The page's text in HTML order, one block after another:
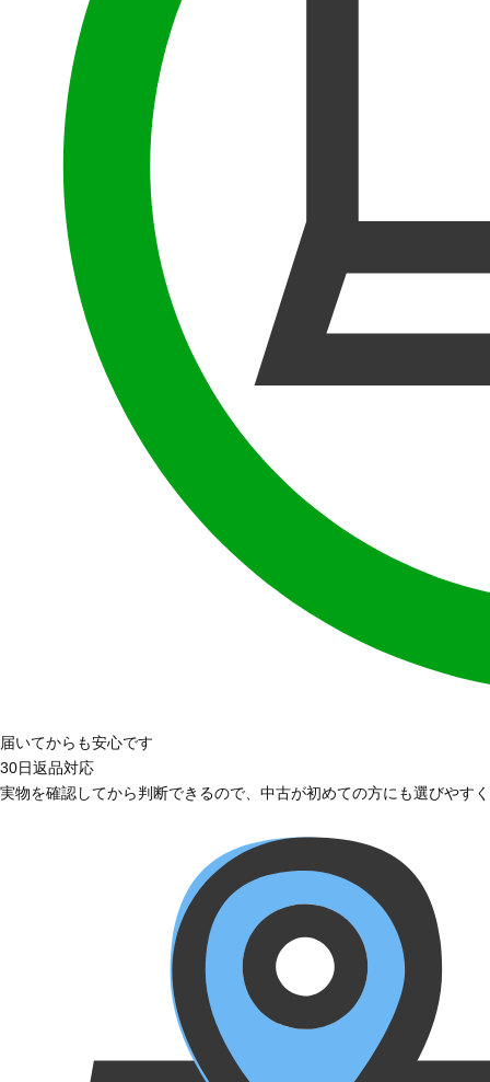
届いてからも安心です
30日返品対応
実物を確認してから判断できるので、中古が初めての方にも選びやす